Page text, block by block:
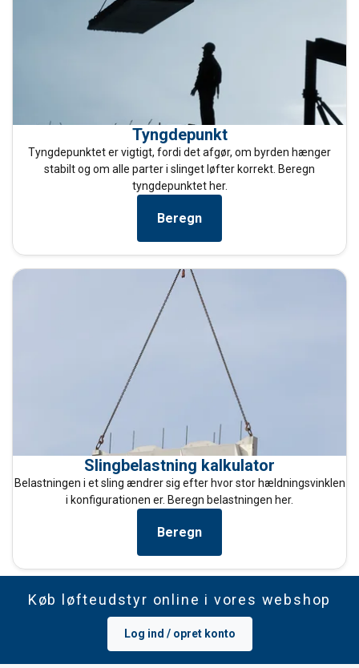
Tyngdepunkt
Tyngdepunktet er vigtigt, fordi det afgør, om byrden hænger
stabilt og om alle parter i slinget løfter korrekt. Beregn
tyngdepunktet her.
Beregn
Slingbelastning kalkulator
Belastningen i et sling ændrer sig efter hvor stor hældningsvinklen
i konfigurationen er. Beregn belastningen her.
Beregn
Køb løfteudstyr online i vores webshop
Log ind / opret konto